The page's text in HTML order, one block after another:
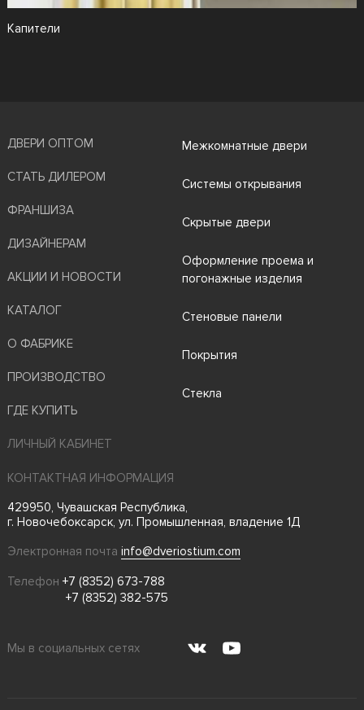
Капители
ДВЕРИ ОПТОМ
СТАТЬ ДИЛЕРОМ
ФРАНШИЗА
ДИЗАЙНЕРАМ
АКЦИИ И НОВОСТИ
КАТАЛОГ
О ФАБРИКЕ
ПРОИЗВОДСТВО
ГДЕ КУПИТЬ
Межкомнатные двери
Системы открывания
Скрытые двери
Оформление проема и
погонажные изделия
Стеновые панели
Покрытия
Стекла
ЛИЧНЫЙ КАБИНЕТ
КОНТАКТНАЯ ИНФОРМАЦИЯ
429950, Чувашская Республика,
г. Новочебоксарск, ул. Промышленная, владение 1Д
Электронная почта info@dveriostium.com
Телефон +7 (8352) 673-788
+7 (8352) 382-575
Мы в социальных сетях